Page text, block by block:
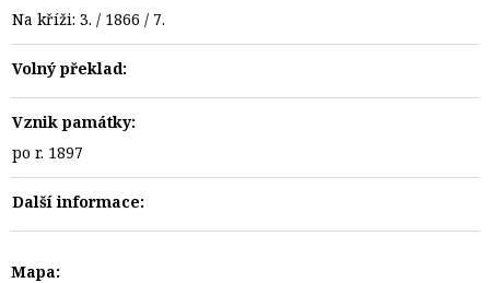
Na kříži: 3. / 1866 / 7.
Volný překlad:
Vznik památky:
po r. 1897
Další informace:
Mapa: